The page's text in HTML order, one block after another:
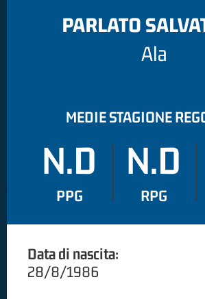
PARLATO
Ala
MEDIE STAGIONE
N.D
PPG
N.D
RPG
Data di nascita:
28/8/1986